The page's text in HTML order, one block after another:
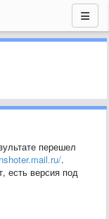
перешел
.
есть версия под